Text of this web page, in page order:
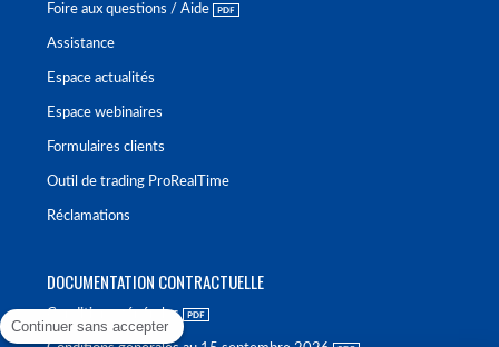
Foire aux questions / Aide
Assistance
Espace actualités
Espace webinaires
Formulaires clients
Outil de trading ProRealTime
Réclamations
DOCUMENTATION CONTRACTUELLE
Conditions générales
Continuer sans accepter